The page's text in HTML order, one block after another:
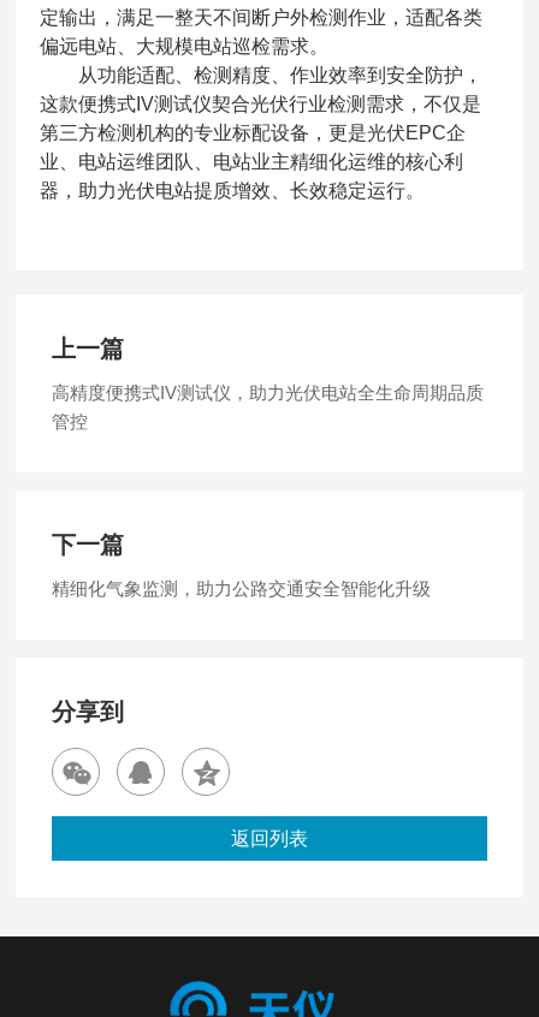
定输出，满足一整天不间断户外检测作业，适配各类
偏远电站、大规模电站巡检需求。
从功能适配、检测精度、作业效率到安全防护，
这款便携式IV测试仪契合光伏行业检测需求，不仅是
第三方检测机构的专业标配设备，更是光伏EPC企
业、电站运维团队、电站业主精细化运维的核心利
器，助力光伏电站提质增效、长效稳定运行。
上一篇
高精度便携式IV测试仪，助力光伏电站全生命周期品质
管控
下一篇
精细化气象监测，助力公路交通安全智能化升级
分享到
返回列表